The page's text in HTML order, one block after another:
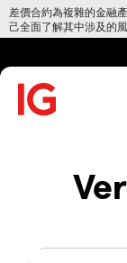
差價合約為複雜的金融
己全面了解其中涉及的風